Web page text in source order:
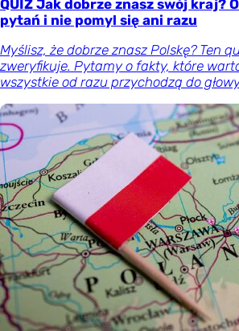
QUIZ Jak dobrze znasz swój kraj?
pytań i nie pomyl się ani razu
Myślisz, że dobrze znasz Polskę? Ten
zweryfikuje. Pytamy o fakty, które
wszystkie od razu przychodzą do